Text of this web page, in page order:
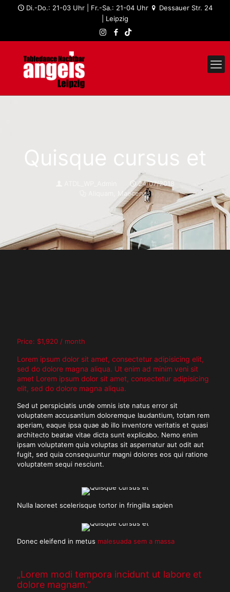
Di.-Do.: 21-03 Uhr | Fr.-Sa.: 21-04 Uhr
Dessauer Str. 24
| Leipzig
Quisque cursus et
24/07/2018
Maecenas
Price: $1,920 / month
Lorem ipsum dolor sit amet, consectetur adipisicing elit,
sed do dolore magna aliqua. Ut enim ad minim veni sit
amet Lorem ipsum dolor sit amet, consectetur adipisicing
elit, sed do dolore magna aliqua.
Sed ut perspiciatis unde omnis iste natus error sit
voluptatem accusantium doloremque laudantium, totam rem
aperiam, eaque ipsa quae ab illo inventore veritatis et quasi
architecto beatae vitae dicta sunt explicabo. Nemo enim
ipsam voluptatem quia voluptas sit aspernatur aut odit aut
fugit, sed quia consequuntur magni dolores eos qui ratione
voluptatem sequi nesciunt.
Nulla laoreet scelerisque tortor in fringilla sapien
Donec eleifend in metus malesuada sem a massa
„Lorem modi tempora incidunt ut labore et
dolore magnam.”